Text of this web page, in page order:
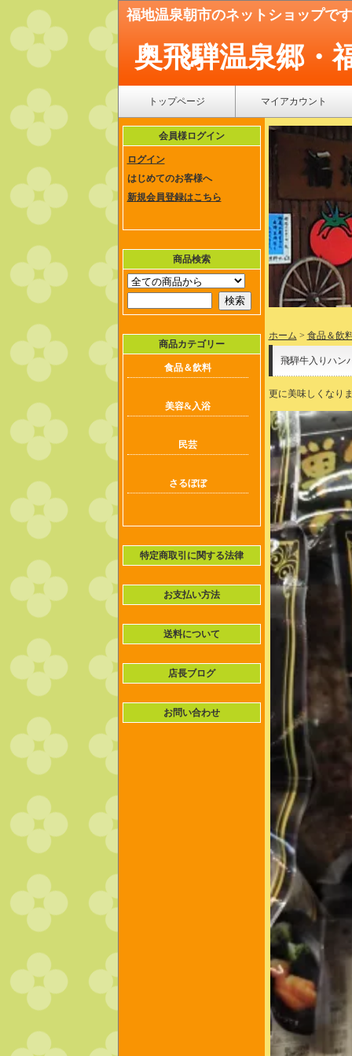
福地温泉朝市のネットショップで
奥飛騨温泉郷・
トップページ マイアカウント
会員様ログイン
ログイン
はじめてのお客様へ
新規会員登録はこちら
商品検索
商品カテゴリー
食品＆飲料
美容&入浴
民芸
さるぼぼ
特定商取引に関する法律
お支払い方法
送料について
店長ブログ
お問い合わせ
ホーム > 食品＆飲
飛騨牛入りハ
更に美味しくなり